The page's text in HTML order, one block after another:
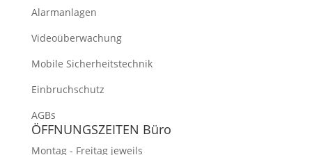
Alarmanlagen
Videoüberwachung
Mobile Sicherheitstechnik
Einbruchschutz
AGBs
ÖFFNUNGSZEITEN Büro
Montag - Freitag jeweils